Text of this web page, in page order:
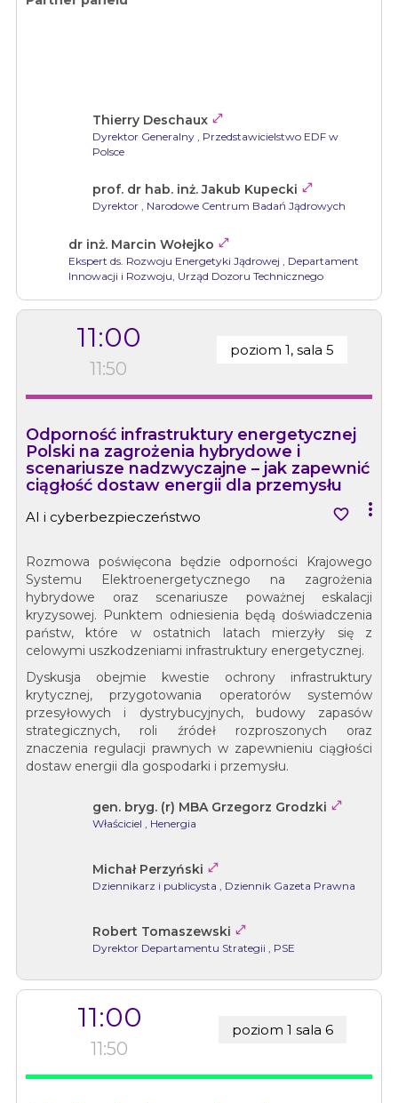
Thierry Deschaux 
Dyrektor Generalny
, Przedstawicielstwo EDF w
Polsce
prof. dr hab. inż. Jakub Kupecki 
Dyrektor , Narodowe Centrum Badań Jądrowych
dr inż. Marcin Wołejko 
Ekspert ds. Rozwoju Energetyki Jądrowej , Departament
Innowacji i Rozwoju, Urząd Dozoru Technicznego
11:00
11:50
poziom 1, sala 5
Odporność infrastruktury energetycznej
Polski na zagrożenia hybrydowe i
scenariusze nadzwyczajne – jak zapewnić
ciągłość dostaw energii dla przemysłu
AI i cyberbezpieczeństwo  
Rozmowa poświęcona będzie odporności Krajowego
Systemu Elektroenergetycznego na zagrożenia
hybrydowe oraz scenariusze poważnej eskalacji
kryzysowej. Punktem odniesienia będą doświadczenia
państw, które w ostatnich latach mierzyły się z
celowymi uszkodzeniami infrastruktury energetycznej.
Dyskusja obejmie kwestie ochrony infrastruktury
krytycznej, przygotowania operatorów systemów
przesyłowych i dystrybucyjnych, budowy zapasów
strategicznych, roli źródeł rozproszonych oraz
znaczenia regulacji prawnych w zapewnieniu ciągłości
dostaw energii dla gospodarki i przemysłu.
gen. bryg. (r) MBA Grzegorz Grodzki 
Właściciel , Henergia
Michał Perzyński 
Dziennikarz i publicysta , Dziennik Gazeta Prawna
Robert Tomaszewski 
Dyrektor Departamentu Strategii , PSE
11:00
11:50
poziom 1 sala 6